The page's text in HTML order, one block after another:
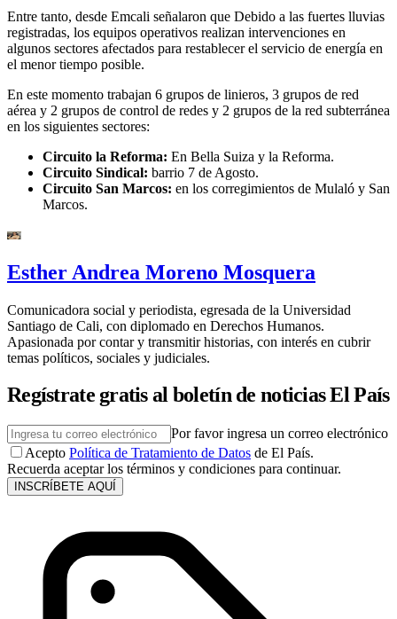
Entre tanto, desde Emcali señalaron que Debido a las fuertes lluvias
registradas, los equipos operativos realizan intervenciones en
algunos sectores afectados para restablecer el servicio de energía en
el menor tiempo posible.
En este momento trabajan 6 grupos de linieros, 3 grupos de red
aérea y 2 grupos de control de redes y 2 grupos de la red subterránea
en los siguientes sectores:
Circuito la Reforma: En Bella Suiza y la Reforma.
Circuito Sindical: barrio 7 de Agosto.
Circuito San Marcos: en los corregimientos de Mulaló y San
Marcos.
Esther Andrea Moreno Mosquera
Comunicadora social y periodista, egresada de la Universidad
Santiago de Cali, con diplomado en Derechos Humanos.
Apasionada por contar y transmitir historias, con interés en cubrir
temas políticos, sociales y judiciales.
Regístrate gratis al boletín de noticias El País
Por favor ingresa un correo electrónico
Acepto Política de Tratamiento de Datos de El País.
Recuerda aceptar los términos y condiciones para continuar.
INSCRÍBETE AQUÍ